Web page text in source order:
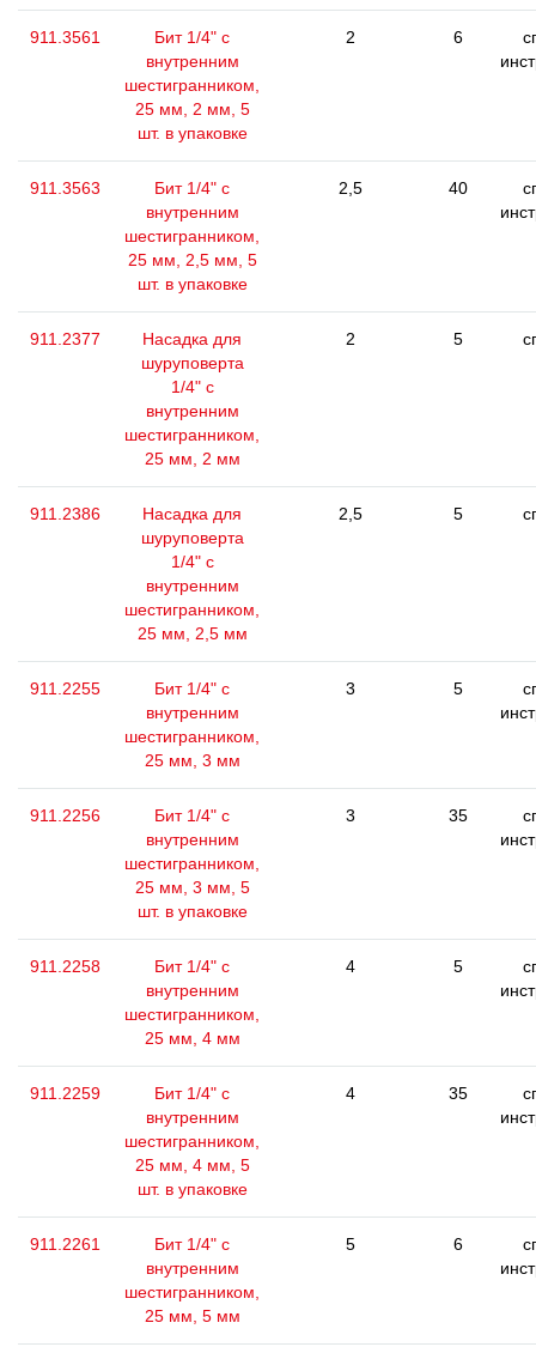
911.3561
Бит 1/4" с
внутренним
шестигранником,
25 мм, 2 мм, 5
шт. в упаковке
2 6
911.3563
Бит 1/4" с
внутренним
шестигранником,
25 мм, 2,5 мм, 5
шт. в упаковке
2,5 40
911.2377
Насадка для
шуруповерта
1/4" с
внутренним
шестигранником,
25 мм, 2 мм
2 5
911.2386
Насадка для
шуруповерта
1/4" с
внутренним
шестигранником,
25 мм, 2,5 мм
2,5 5
911.2255
Бит 1/4" с
внутренним
шестигранником,
25 мм, 3 мм
3 5
911.2256
Бит 1/4" с
внутренним
шестигранником,
25 мм, 3 мм, 5
шт. в упаковке
3 35
911.2258
Бит 1/4" с
внутренним
шестигранником,
25 мм, 4 мм
4 5
911.2259
Бит 1/4" с
внутренним
шестигранником,
25 мм, 4 мм, 5
шт. в упаковке
4 35
911.2261
Бит 1/4" с
внутренним
шестигранником,
25 мм, 5 мм
5 6